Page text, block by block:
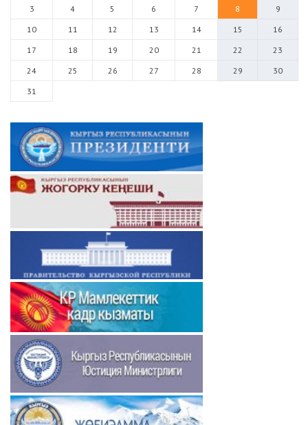
3
4 5 6 7 8
9
10
11 12 13 14 15
16
17
18 19 20 21 22
23
24
25 26 27 28 29
30
31